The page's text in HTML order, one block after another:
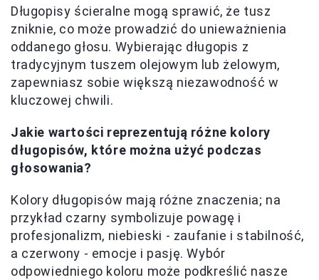
Długopisy ścieralne mogą sprawić, że tusz
zniknie, co może prowadzić do unieważnienia
oddanego głosu. Wybierając długopis z
tradycyjnym tuszem olejowym lub żelowym,
zapewniasz sobie większą niezawodność w
kluczowej chwili.
Jakie wartości reprezentują różne kolory
długopisów, które można użyć podczas
głosowania?
Kolory długopisów mają różne znaczenia; na
przykład czarny symbolizuje powagę i
profesjonalizm, niebieski - zaufanie i stabilność,
a czerwony - emocje i pasję. Wybór
odpowiedniego koloru może podkreślić nasze